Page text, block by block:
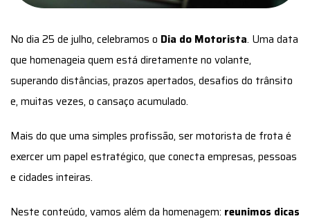
No dia 25 de julho, celebramos o Dia do Motorista. Uma data
que homenageia quem está diretamente no volante,
superando distâncias, prazos apertados, desafios do trânsito
e, muitas vezes, o cansaço acumulado.
Mais do que uma simples profissão, ser motorista de frota é
exercer um papel estratégico, que conecta empresas, pessoas
e cidades inteiras.
Neste conteúdo, vamos além da homenagem: reunimos dicas